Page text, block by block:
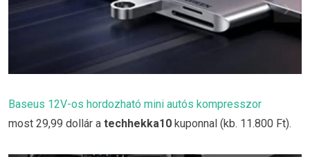
Baseus 12V-os hordozható mini autós kompresszor
most 29,99 dollár a techhekka10 kuponnal (kb. 11.800 Ft).